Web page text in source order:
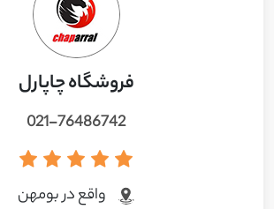
فروشگاه چاپارل
021-76486742
واقع در بومهن